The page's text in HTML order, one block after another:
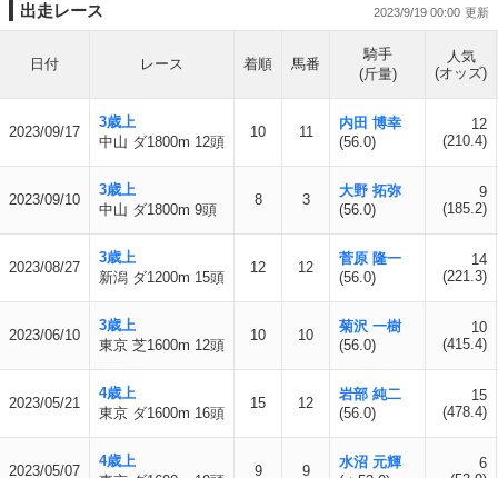
出走レース 2023/9/19 00:00
日付 レース 着順 馬番
騎手
(斤量)
人気
(オッズ)
2023/09/17
3歳上
中山 ダ1800m 12頭
10 11
内田 博幸
(56.0)
12
(210.4)
2023/09/10
3歳上
中山 ダ1800m 9頭
8 3
大野 拓弥
(56.0)
9
(185.2)
2023/08/27
3歳上
新潟 ダ1200m 15頭
12 12
菅原 隆一
(56.0)
14
(221.3)
2023/06/10
3歳上
東京 芝1600m 12頭
10 10
菊沢 一樹
(56.0)
10
(415.4)
2023/05/21
4歳上
東京 ダ1600m 16頭
15 12
岩部 純二
(56.0)
15
(478.4)
2023/05/07
4歳上
9 9
水沼 元輝
6